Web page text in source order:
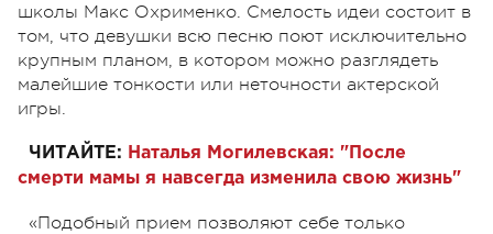
школы Макс Охрименко. Смелость идеи состоит в
том, что девушки всю песню поют исключительно
крупным планом, в котором можно разглядеть
малейшие тонкости или неточности актерской
игры.
ЧИТАЙТЕ: Наталья Могилевская: "После
смерти мамы я навсегда изменила свою жизнь"
«Подобный прием позволяют себе только